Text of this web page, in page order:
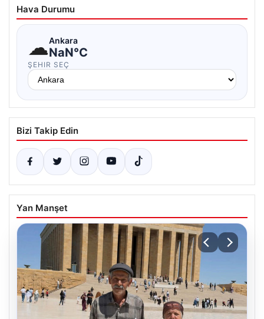
Hava Durumu
☁Ankara
NaN°C
ŞEHIR SEÇ
Bizi Takip Edin
Yan Manşet